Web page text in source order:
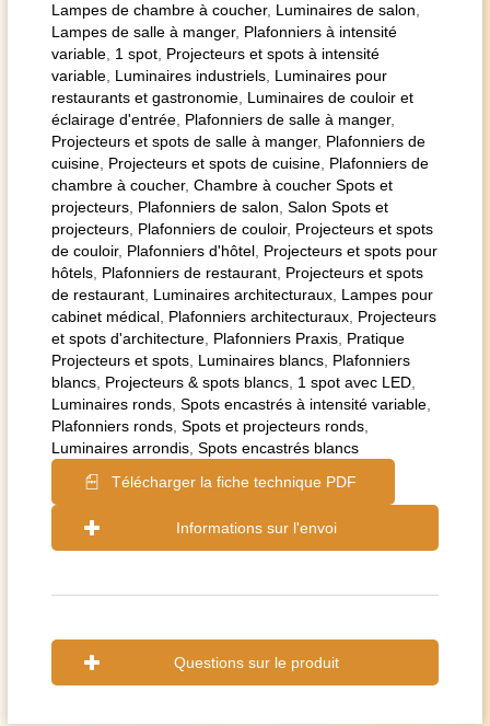
Lampes de chambre à coucher, Luminaires de salon
Lampes de salle à manger, Plafonniers à intensité
variable 1 spot Projecteurs et spots à intensité
variable Luminaires industriels Luminaires pour
restaurants et gastronomie Luminaires de couloir et
éclairage d'entrée Plafonniers de salle à manger,
Projecteurs et spots de salle à manger, Plafonniers de
cuisine Projecteurs et spots de cuisine Plafonniers de
chambre à coucher, Chambre à coucher Spots et
projecteurs Plafonniers de salon Salon Spots et
projecteurs Plafonniers de couloir, Projecteurs et spots
de couloir, Plafonniers d'hôtel Projecteurs et spots pour
hôtels Plafonniers de restaurant Projecteurs et spots
de restaurant Luminaires architecturaux Lampes pour
cabinet médical Plafonniers architecturaux Projecteurs
et spots d'architecture Plafonniers Praxis Pratique
Projecteurs et spots Luminaires blancs Plafonniers
blancs Projecteurs & spots blancs 1 spot avec LED
Luminaires ronds Spots encastrés à intensité variable
Plafonniers ronds Spots et projecteurs ronds
Luminaires arrondis Spots encastrés blancs
Télécharger la fiche technique PDF
Informations sur l'envoi
Questions sur le produit